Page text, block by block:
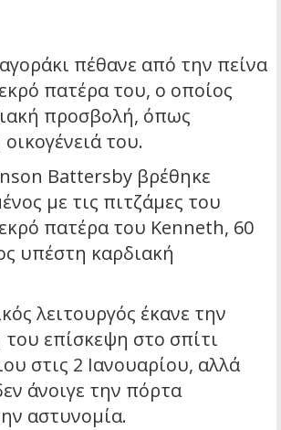
πέθανε από την πείνα
πατέρα του, ο οποίος
προσβολή, όπως
του.
Battersby βρέθηκε
με τις πιτζάμες του
πατέρα του Kenneth, 60
υπέστη καρδιακή
λειτουργός έκανε την
επίσκεψη στο σπίτι
στις 2 Ιανουαρίου, αλλά
άνοιγε την πόρτα
αστυνομία.